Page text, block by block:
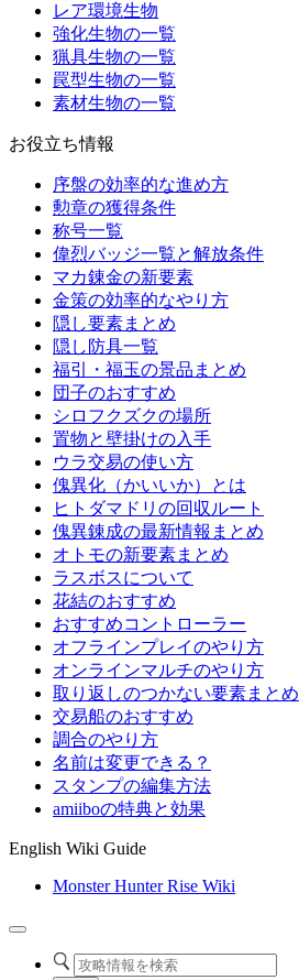
レア環境生物
強化生物の一覧
猟具生物の一覧
罠型生物の一覧
素材生物の一覧
お役立ち情報
序盤の効率的な進め方
勲章の獲得条件
称号一覧
偉烈バッジ一覧と解放条件
マカ錬金の新要素
金策の効率的なやり方
隠し要素まとめ
隠し防具一覧
福引・福玉の景品まとめ
団子のおすすめ
シロフクズクの場所
置物と壁掛けの入手
ウラ交易の使い方
傀異化（かいいか）とは
ヒトダマドリの回収ルート
傀異錬成の最新情報まとめ
オトモの新要素まとめ
ラスボスについて
花結のおすすめ
おすすめコントローラー
オフラインプレイのやり方
オンラインマルチのやり方
取り返しのつかない要素まとめ
交易船のおすすめ
調合のやり方
名前は変更できる？
スタンプの編集方法
amiiboの特典と効果
English Wiki Guide
Monster Hunter Rise Wiki